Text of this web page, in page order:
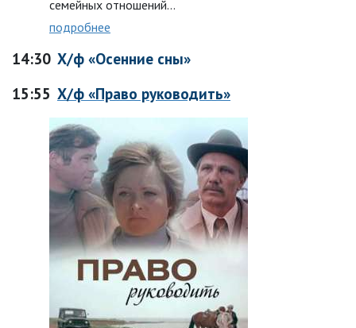
семейных отношений…
подробнее
14:30 Х/ф «Осенние сны»
15:55 Х/ф «Право руководить»